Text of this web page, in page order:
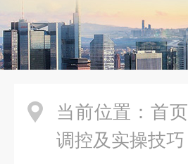
当前位置： 首页
调控及实操技巧